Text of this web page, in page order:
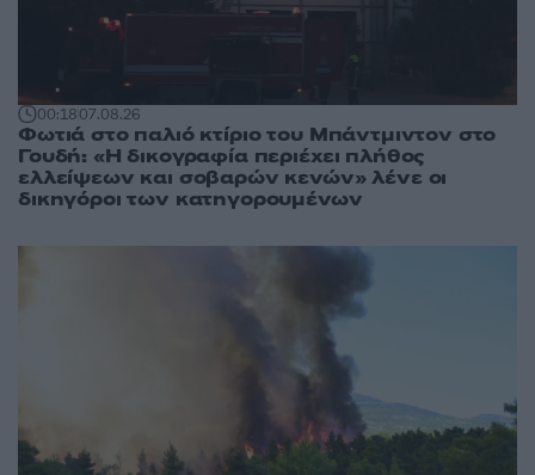
00:1807.08.26
Φωτιά στο παλιό κτίριο του Μπάντμιντον στο
Γουδή: «Η δικογραφία περιέχει πλήθος
ελλείψεων και σοβαρών κενών» λένε οι
δικηγόροι των κατηγορουμένων